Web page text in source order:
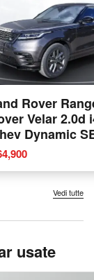
Rover
Velar 2.0d
Dynamic
auto
Vedi tutte
usate